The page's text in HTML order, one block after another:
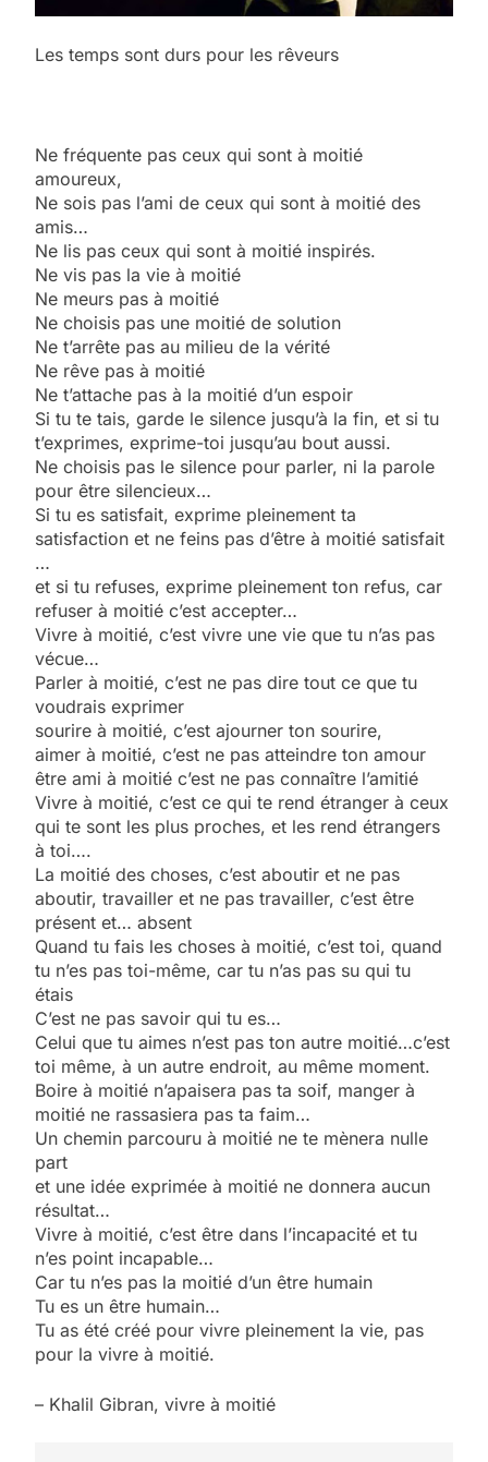
Les temps sont durs pour les rêveurs
Ne fréquente pas ceux qui sont à moitié
amoureux,
Ne sois pas l’ami de ceux qui sont à moitié des
amis…
Ne lis pas ceux qui sont à moitié inspirés.
Ne vis pas la vie à moitié
Ne meurs pas à moitié
Ne choisis pas une moitié de solution
Ne t’arrête pas au milieu de la vérité
Ne rêve pas à moitié
Ne t’attache pas à la moitié d’un espoir
Si tu te tais, garde le silence jusqu’à la fin, et si tu
t’exprimes, exprime-toi jusqu’au bout aussi.
Ne choisis pas le silence pour parler, ni la parole
pour être silencieux…
Si tu es satisfait, exprime pleinement ta
satisfaction et ne feins pas d’être à moitié satisfait
…
et si tu refuses, exprime pleinement ton refus, car
refuser à moitié c’est accepter…
Vivre à moitié, c’est vivre une vie que tu n’as pas
vécue…
Parler à moitié, c’est ne pas dire tout ce que tu
voudrais exprimer
sourire à moitié, c’est ajourner ton sourire,
aimer à moitié, c’est ne pas atteindre ton amour
être ami à moitié c’est ne pas connaître l’amitié
Vivre à moitié, c’est ce qui te rend étranger à ceux
qui te sont les plus proches, et les rend étrangers
à toi….
La moitié des choses, c’est aboutir et ne pas
aboutir, travailler et ne pas travailler, c’est être
présent et… absent
Quand tu fais les choses à moitié, c’est toi, quand
tu n’es pas toi-même, car tu n’as pas su qui tu
étais
C’est ne pas savoir qui tu es…
Celui que tu aimes n’est pas ton autre moitié…c’est
toi même, à un autre endroit, au même moment.
Boire à moitié n’apaisera pas ta soif, manger à
moitié ne rassasiera pas ta faim…
Un chemin parcouru à moitié ne te mènera nulle
part
et une idée exprimée à moitié ne donnera aucun
résultat…
Vivre à moitié, c’est être dans l’incapacité et tu
n’es point incapable…
Car tu n’es pas la moitié d’un être humain
Tu es un être humain…
Tu as été créé pour vivre pleinement la vie, pas
pour la vivre à moitié.
– Khalil Gibran, vivre à moitié
2025, l’année la plus
meurtrière selon le
l’antisémitisme